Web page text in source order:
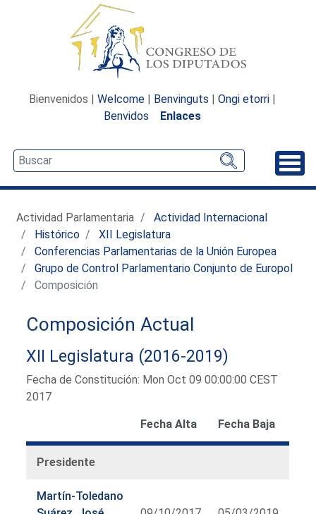
Bienvenidos | Welcome | Benvinguts | Ongi etorri |
Benvidos
Enlaces
Actividad Parlamentaria
Actividad Internacional
Histórico
XII Legislatura
Conferencias Parlamentarias de la Unión Europea
Grupo de Control Parlamentario Conjunto de Europol
Composición
Composición Actual
XII Legislatura (2016-2019)
Fecha de Constitución: Mon Oct 09 00:00:00 CEST
2017
Fecha Alta Fecha Baja
Presidente
Martín-Toledano